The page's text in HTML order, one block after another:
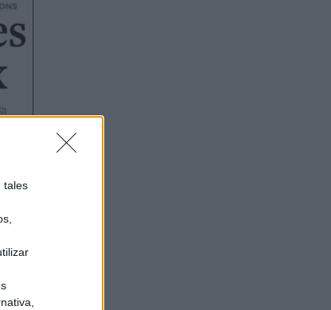
tales